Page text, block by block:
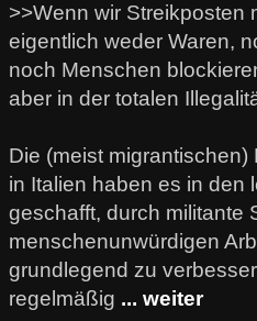
>>Wenn wir Streikposten
eigentlich weder Waren,
noch Menschen
aber in der totalen
Die (meist
in Italien haben es in den
geschafft, durch militante
menschenunwürdigen
grundlegend zu
regelmäßig ... weiter